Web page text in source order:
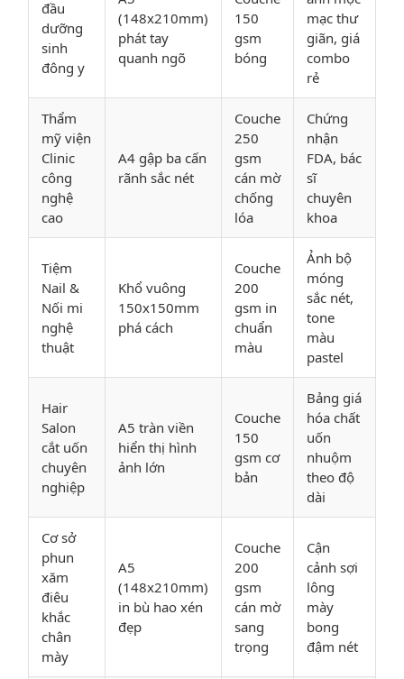
đầu
dưỡng
sinh
đông y
(148x210mm)
phát tay
quanh ngõ
150
gsm
bóng
mạc thư
giãn, giá
combo
rẻ
Thẩm
mỹ viện
Clinic
công
nghệ
cao
A4 gập ba cấn
rãnh sắc nét
Couche
250
gsm
cán mờ
chống
lóa
Chứng
nhận
FDA, bác
sĩ
chuyên
khoa
Tiệm
Nail &
Nối mi
nghệ
thuật
Khổ vuông
150x150mm
phá cách
Couche
200
gsm in
chuẩn
màu
Ảnh bộ
móng
sắc nét,
tone
màu
pastel
Hair
Salon
cắt uốn
chuyên
nghiệp
A5 tràn viền
hiển thị hình
ảnh lớn
Couche
150
gsm cơ
bản
Bảng giá
hóa chất
uốn
nhuộm
theo độ
dài
Cơ sở
phun
xăm
điêu
khắc
chân
mày
A5
(148x210mm)
in bù hao xén
đẹp
Couche
200
gsm
cán mờ
sang
trọng
Cận
cảnh sợi
lông
mày
bong
đậm nét